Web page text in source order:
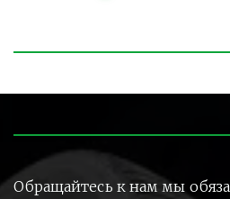
Обращайтесь к нам мы